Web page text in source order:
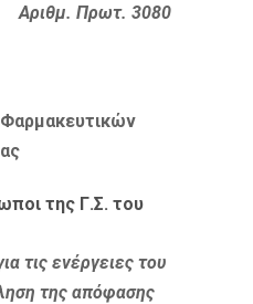
Αριθμ. Πρωτ. 3080
της Γ.Σ. του
τις ενέργειες του
της απόφασης